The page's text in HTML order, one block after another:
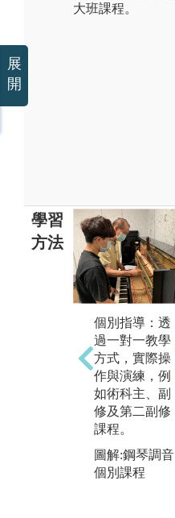
大班課程。
學習
方法
個別指導：透
過一對一教學
方式，實際操
作與演練，例
如術科主、副
修及第二副修
課程。
圖解:鋼琴調音
個別課程
展
開